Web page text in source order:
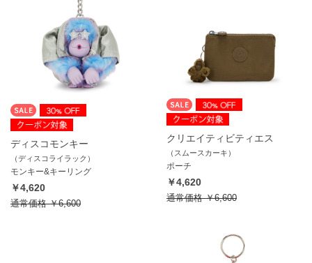
ディスコモンキー
（ディスコライラック）
モンキー&キーリング
￥4,620
通常価格￥6,600
クリエイティビティエス
（スムースカーキ）
ポーチ
￥4,620
通常価格￥6,600